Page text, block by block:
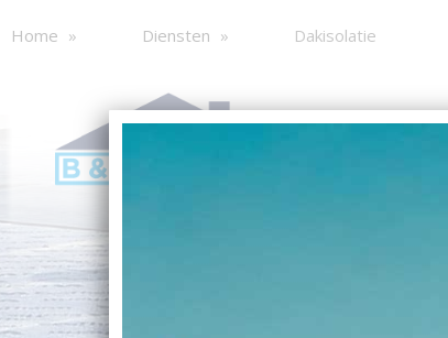
Home Diensten Dakisolatie
Diensten